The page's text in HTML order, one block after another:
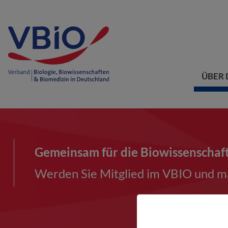
ÜBER
Gemeinsam für die
Werden Sie Mitglied im VBIO und